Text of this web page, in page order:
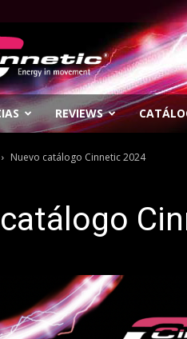
REVIEWS
Nuevo catálogo Cinnetic 2024